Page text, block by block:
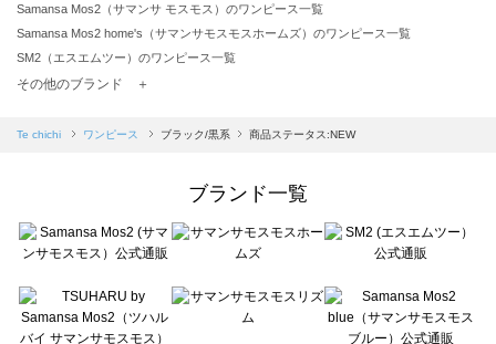
Samansa Mos2（サマンサ モスモス）のワンピース一覧
Samansa Mos2 home's（サマンサモスモスホームズ）のワンピース一覧
SM2（エスエムツー）のワンピース一覧
TSUHARU by Samansa Mos2（ツハルバイサマンサモスモス）のワンピース一覧
Samansa Mos2 blue（サマンサモスモス ブルー）のワンピース一覧
sō4ū（ソウフォーユー）のワンピース一覧
Te chichi（テチチ）のワンピース一覧
Te chichi CLASSIC（テチチ クラシック）のワンピース一覧
Lugnoncure（ルノンキュール）のワンピース一覧
BETTY'S BLUE（べティーズブルー）のワンピース一覧
その他のブランド ＋
Te chichi ワンピース ブラック/黒系 商品ステータス:NEW
ブランド一覧